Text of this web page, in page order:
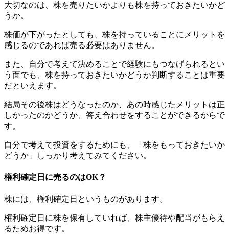
大切なのは、株を売りたいかよりも株を持っておきたいかど
うか。
株価が下がったとしても、株を持っていることにメリットを
感じるのであれば売る必要はありません。
また、自分で考えて決めることで経験にもつなげられるとい
う面でも、株を持っておきたいかどうか判断することは重要
だといえます。
結局その後株はどうなったのか、あの時感じたメリットは正
しかったのかどうか、答え合わせをすることができるからで
す。
自分で考えて投資をするためにも、「株をもっておきたいか
どうか」しっかり考えてみてください。
権利確定日に売るのはOK？
株には、権利確定日というものがあります。
権利確定日に株を保有していれば、株主優待や配当がもらえ
るためお得です。